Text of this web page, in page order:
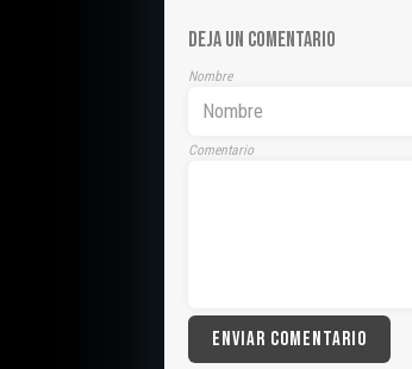
DEJA UN COMENTARIO
Nombre
Comentario